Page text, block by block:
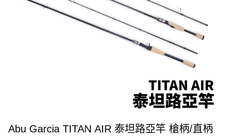
Abu Garcia TITAN AIR 泰坦路亞竿 槍柄/直柄